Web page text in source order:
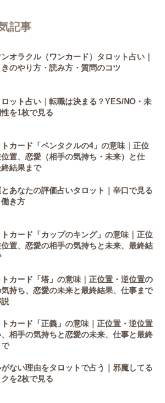
記事
オラクル（ワンカード）タロット占い｜
のやり方・読み方・質問のコツ
ット占い｜転職は決まる？YES/NO・未
を1枚で見る
カード「ペンタクルの4」の意味｜正位
置、恋愛（相手の気持ち・未来）と仕
結果まで
あなたの評価占いタロット｜辛口で見る
き方
カード「カップのキング」の意味｜正位
置、恋愛の相手の気持ちと未来、最終結
カード「塔」の意味｜正位置・逆位置の
持ち、恋愛の未来と最終結果、仕事まで
カード「正義」の意味｜正位置・逆位置
相手の気持ちと恋愛の未来、仕事と最終
ない理由をタロットで占う｜邪魔してる
を2枚で見る